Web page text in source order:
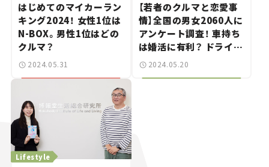
はじめてのマイカーラン
キング2024！ 女性1位は
N-BOX。男性1位はどの
クルマ？
2024.05.31
【若者のクルマと恋愛事
情】全国の男女2060人に
アンケート調査！ 車持ち
は婚活に有利？ ドライブ
デートは何回目でOK？
2024.05.20
Lifestyle